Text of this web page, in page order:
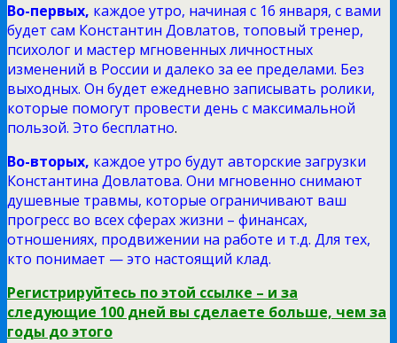
Во-первых, каждое утро, начиная с 16 января, с вами
будет сам Константин Довлатов, топовый тренер,
психолог и мастер мгновенных личностных
изменений в России и далеко за ее пределами. Без
выходных. Он будет ежедневно записывать ролики,
которые помогут провести день с максимальной
пользой. Это бесплатно.
Во-вторых, каждое утро будут авторские загрузки
Константина Довлатова. Они мгновенно снимают
душевные травмы, которые ограничивают ваш
прогресс во всех сферах жизни – финансах,
отношениях, продвижении на работе и т.д. Для тех,
кто понимает — это настоящий клад.
Регистрируйтесь по этой ссылке – и за
следующие 100 дней вы сделаете больше, чем за
годы до этого